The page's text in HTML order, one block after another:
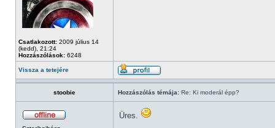
Csatlakozott: 2009 július 14
(kedd), 21:24
Hozzászólások: 6248
Vissza a tetejére
stoobie Hozzászólás témája: Re: Ki moderál épp?
Üres.